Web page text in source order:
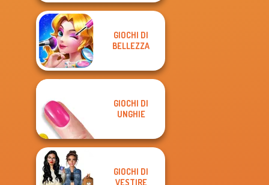
GIOCHI DI
BELLEZZA
GIOCHI DI
UNGHIE
GIOCHI DI
VESTIRE